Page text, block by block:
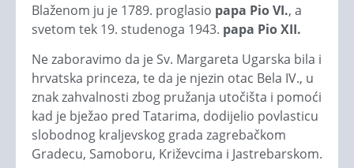
Blaženom ju je 1789. proglasio papa Pio VI., a
svetom tek 19. studenoga 1943. papa Pio XII.
Ne zaboravimo da je Sv. Margareta Ugarska bila i
hrvatska princeza, te da je njezin otac Bela IV., u
znak zahvalnosti zbog pružanja utočišta i pomoći
kad je bježao pred Tatarima, dodijelio povlasticu
slobodnog kraljevskog grada zagrebačkom
Gradecu, Samoboru, Križevcima i Jastrebarskom.